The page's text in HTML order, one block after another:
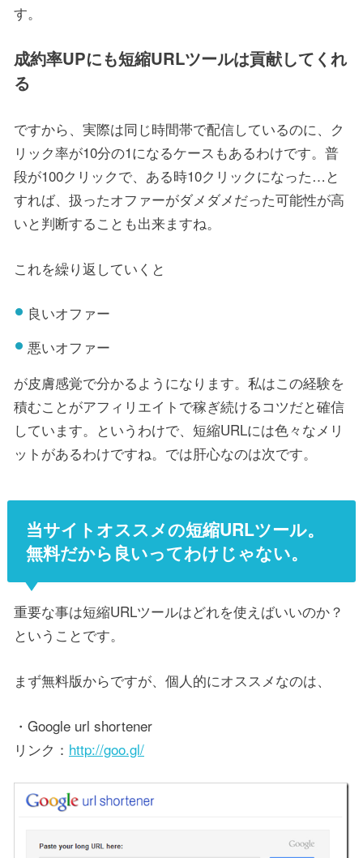
す。
成約率UPにも短縮URLツールは貢献してくれ
る
ですから、実際は同じ時間帯で配信しているのに、ク
リック率が10分の1になるケースもあるわけです。普
段が100クリックで、ある時10クリックになった…と
すれば、扱ったオファーがダメダメだった可能性が高
いと判断することも出来ますね。
これを繰り返していくと
良いオファー
悪いオファー
が皮膚感覚で分かるようになります。私はこの経験を
積むことがアフィリエイトで稼ぎ続けるコツだと確信
しています。というわけで、短縮URLには色々なメリ
ットがあるわけですね。では肝心なのは次です。
当サイトオススメの短縮URLツール。
無料だから良いってわけじゃない。
重要な事は短縮URLツールはどれを使えばいいのか？
ということです。
まず無料版からですが、個人的にオススメなのは、
・Google url shortener
リンク： http://goo.gl/